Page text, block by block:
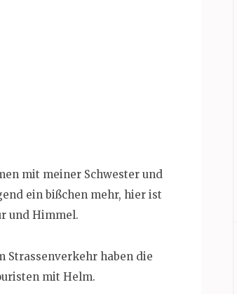
mit meiner Schwester und
ein bißchen mehr, hier ist
und Himmel.
Strassenverkehr haben die
mit Helm.